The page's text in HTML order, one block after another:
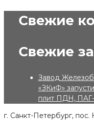
Свежие
Свежие
Завод
«ЗКиФ»
плит ПДН,
г. Санкт-Петербург, пос.